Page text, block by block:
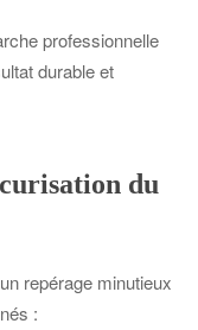
professionnelle
durable et
du
repérage minutieux
: